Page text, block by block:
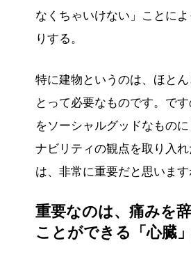
なくちゃいけない」ことに
りする。
特に建物というのは、ほと
とって必要なものです。で
をソーシャルグッドなもの
ナビリティの観点を取り入
は、非常に重要だと思います
重要なのは、痛みを
ことができる「心臓